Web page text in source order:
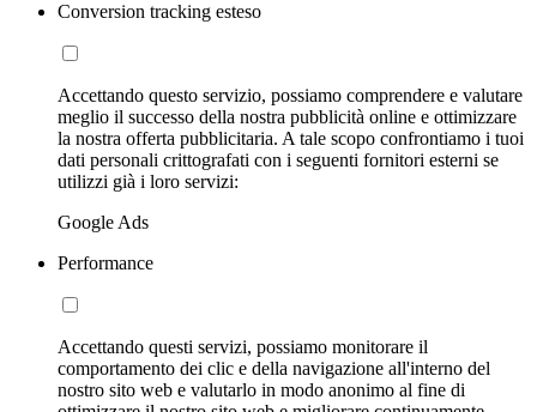
Conversion tracking esteso
Accettando questo servizio, possiamo comprendere e valutare
meglio il successo della nostra pubblicità online e ottimizzare
la nostra offerta pubblicitaria. A tale scopo confrontiamo i tuoi
dati personali crittografati con i seguenti fornitori esterni se
utilizzi già i loro servizi:
Google Ads
Performance
Accettando questi servizi, possiamo monitorare il
comportamento dei clic e della navigazione all'interno del
nostro sito web e valutarlo in modo anonimo al fine di